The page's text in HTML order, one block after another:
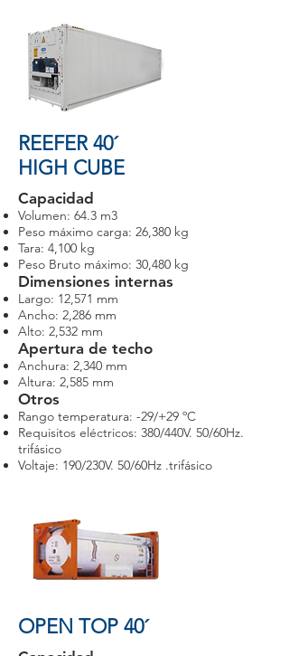
REEFER 40´
HIGH CUBE
Capacidad
Volumen: 64.3 m3
Peso máximo carga: 26,380 kg
Tara: 4,100 kg
Peso Bruto máximo: 30,480 kg
Dimensiones internas
Largo: 12,571 mm
Ancho: 2,286 mm
Alto: 2,532 mm
Apertura de techo
Anchura: 2,340 mm
Altura: 2,585 mm
Otros
Rango temperatura: -29/+29 ºC
Requisitos eléctricos: 380/440V. 50/60Hz.
trifásico
Voltaje: 190/230V. 50/60Hz .trifásico
OPEN TOP 40´